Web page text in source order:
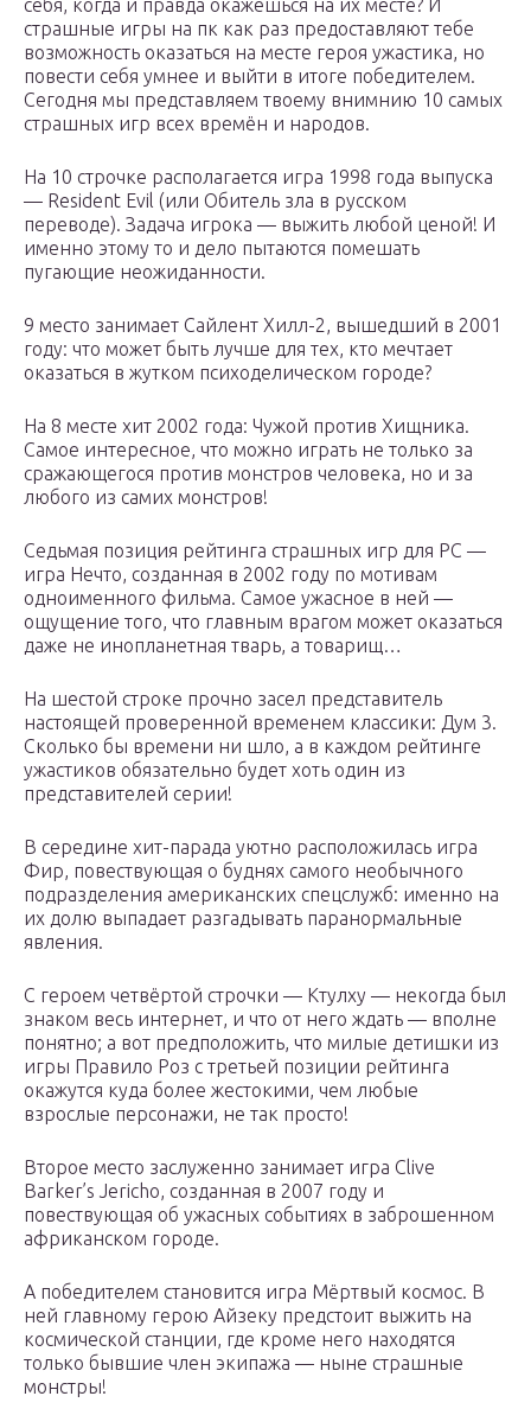
себя, когда и правда окажешься на их месте? И
страшные игры на пк как раз предоставляют тебе
возможность оказаться на месте героя ужастика, но
повести себя умнее и выйти в итоге победителем.
Сегодня мы представляем твоему внимнию 10 самых
страшных игр всех времён и народов.
На 10 строчке располагается игра 1998 года выпуска
— Resident Evil (или Обитель зла в русском
переводе). Задача игрока — выжить любой ценой! И
именно этому то и дело пытаются помешать
пугающие неожиданности.
9 место занимает Сайлент Хилл-2, вышедший в 2001
году: что может быть лучше для тех, кто мечтает
оказаться в жутком психоделическом городе?
На 8 месте хит 2002 года: Чужой против Хищника.
Самое интересное, что можно играть не только за
сражающегося против монстров человека, но и за
любого из самих монстров!
Седьмая позиция рейтинга страшных игр для PC —
игра Нечто, созданная в 2002 году по мотивам
одноименного фильма. Самое ужасное в ней —
ощущение того, что главным врагом может оказаться
даже не инопланетная тварь, а товарищ…
На шестой строке прочно засел представитель
настоящей проверенной временем классики: Дум 3.
Сколько бы времени ни шло, а в каждом рейтинге
ужастиков обязательно будет хоть один из
представителей серии!
В середине хит-парада уютно расположилась игра
Фир, повествующая о буднях самого необычного
подразделения американских спецслужб: именно на
их долю выпадает разгадывать паранормальные
явления.
С героем четвёртой строчки — Ктулху — некогда был
знаком весь интернет, и что от него ждать — вполне
понятно; а вот предположить, что милые детишки из
игры Правило Роз с третьей позиции рейтинга
окажутся куда более жестокими, чем любые
взрослые персонажи, не так просто!
Второе место заслуженно занимает игра Clive
Barker’s Jericho, созданная в 2007 году и
повествующая об ужасных событиях в заброшенном
африканском городе.
А победителем становится игра Мёртвый космос. В
ней главному герою Айзеку предстоит выжить на
космической станции, где кроме него находятся
только бывшие член экипажа — ныне страшные
монстры!